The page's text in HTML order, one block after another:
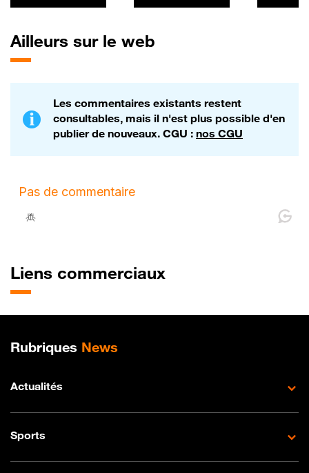
03/07
Ailleurs sur le web
Les commentaires existants restent
consultables, mais il n'est plus possible d'en
publier de nouveaux. CGU : nos CGU
Liens commerciaux
Plan de site
Rubriques News
Actualités
Sports